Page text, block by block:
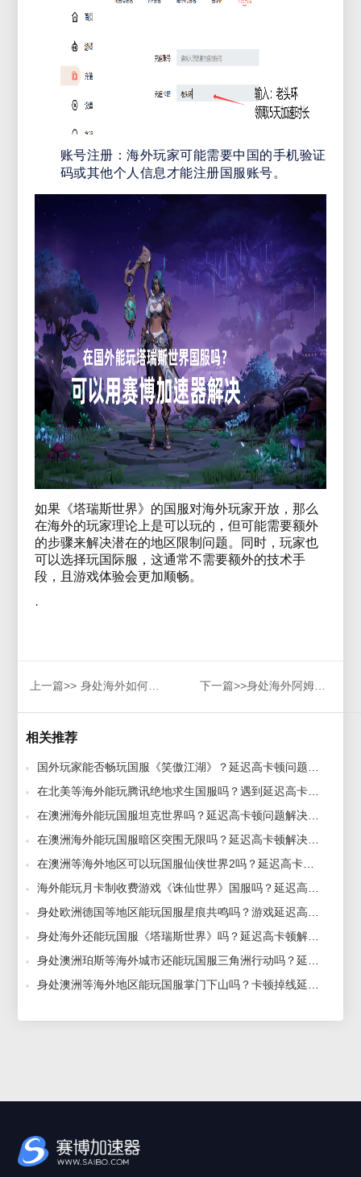
账号注册：海外玩家可能需要中国的手机验证
码或其他个人信息才能注册国服账号。
如果《塔瑞斯世界》的国服对海外玩家开放，那么
在海外的玩家理论上是可以玩的，但可能需要额外
的步骤来解决潜在的地区限制问题。同时，玩家也
可以选择玩国际服，这通常不需要额外的技术手
段，且游戏体验会更加顺畅。
·
上一篇>> 身处海外如何玩《鸣潮》国服？国外玩国服游戏延迟高解决方法 下一篇>>身处海外阿姆斯特丹期间玩跑跑卡丁车国服延迟很高很卡解决方法
相关推荐